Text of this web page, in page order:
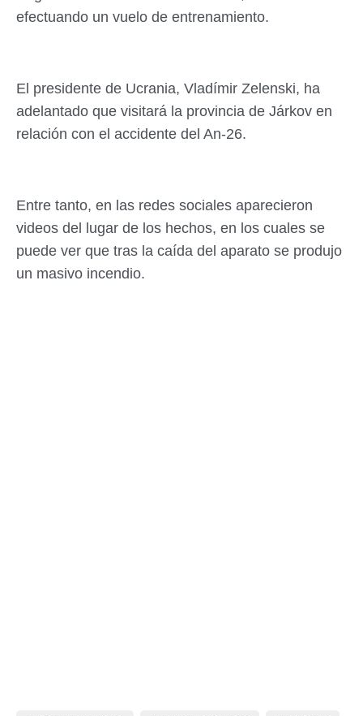
efectuando un vuelo de entrenamiento.
El presidente de Ucrania, Vladímir Zelenski, ha
adelantado que visitará la provincia de Járkov en
relación con el accidente del An-26.
Entre tanto, en las redes sociales aparecieron
videos del lugar de los hechos, en los cuales se
puede ver que tras la caída del aparato se produjo
un masivo incendio.